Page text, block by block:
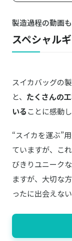
製造過程の動画
スペシャル
スイカバッグの
と、 たくさんの
いることに感動し
“スイカを運ぶ”
ていますが、こ
びきりユニーク
ますが、大切な
ったに出会えな